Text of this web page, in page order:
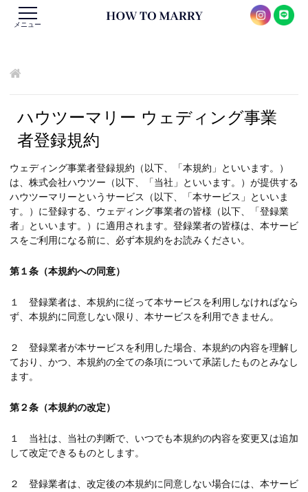
メニュー
ハウツーマリー ウェディング事業
者登録規約
ウェディング事業者登録規約（以下、「本規約」といいます。）
は、株式会社ハウツー（以下、「当社」といいます。）が提供する
ハウツーマリーというサービス（以下、「本サービス」といいま
す。）に登録する、ウェディング事業者の皆様（以下、「登録業
者」といいます。）に適用されます。登録業者の皆様は、本サービ
スをご利用になる前に、必ず本規約をお読みください。
第１条（本規約への同意）
１ 登録業者は、本規約に従って本サービスを利用しなければなら
ず、本規約に同意しない限り、本サービスを利用できません。
２ 登録業者が本サービスを利用した場合、本規約の内容を理解し
ており、かつ、本規約の全ての条項について承諾したものとみなし
ます。
第２条（本規約の改定）
１ 当社は、当社の判断で、いつでも本規約の内容を変更又は追加
して改定できるものとします。
２ 登録業者は、改定後の本規約に同意しない場合には、本サービ